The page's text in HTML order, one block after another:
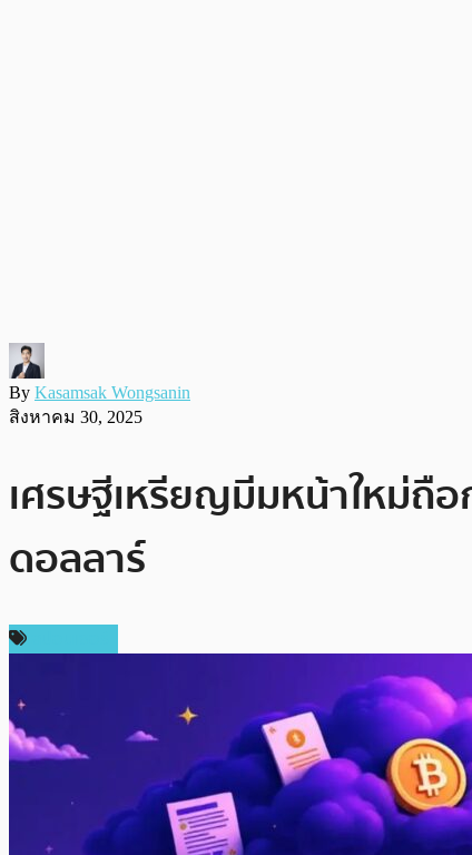
By Kasamsak Wongsanin
สิงหาคม 30, 2025
เศรษฐีเหรียญมีมหน้าใหม่ถื
ดอลลาร์